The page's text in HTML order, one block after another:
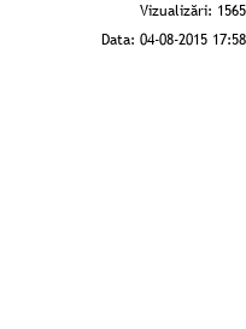
Vizualizări: 1565
Data: 04-08-2015 17:58